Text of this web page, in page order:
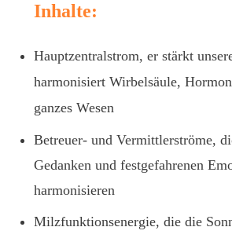
Inhalte:
Hauptzentralstrom, er stärkt
harmonisiert Wirbelsäule,
ganzes Wesen
Betreuer- und Vermittlerströme,
Gedanken und festgefahrenen
harmonisieren
Milzfunktionsenergie, die die